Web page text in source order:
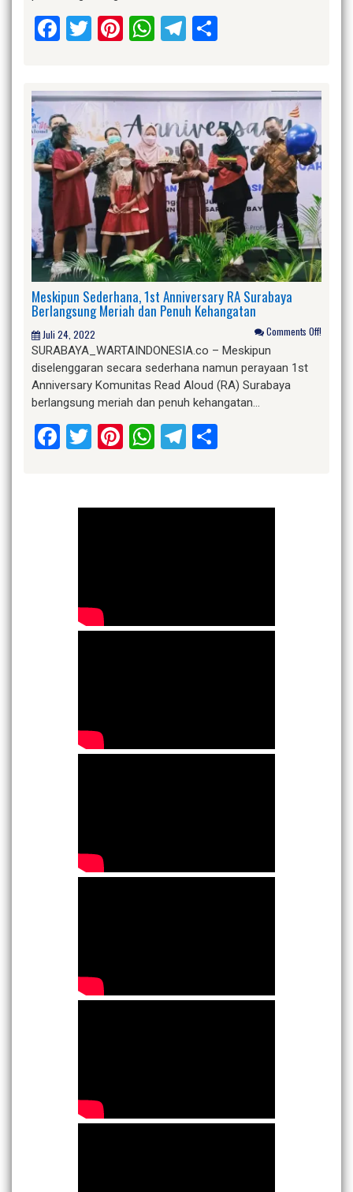
Facebook
Twitter
Pinterest
WhatsApp
Telegram
Meskipun Sederhana, 1st Anniversary RA Surabaya
Berlangsung Meriah dan Penuh Kehangatan
Juli 24, 2022 Comments Off!
SURABAYA_WARTAINDONESIA.co – Meskipun
diselenggaran secara sederhana namun perayaan 1st
Anniversary Komunitas Read Aloud (RA) Surabaya
berlangsung meriah dan penuh kehangatan…
Facebook
Twitter
Pinterest
WhatsApp
Telegram